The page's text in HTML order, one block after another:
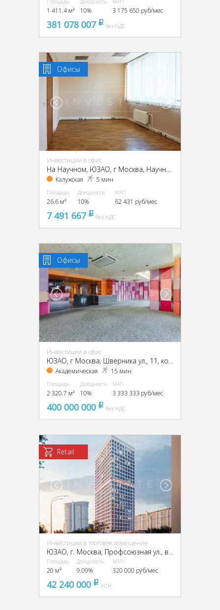
1 411.4 м² 10% 3 175 650 руб/мес
381 078 007 pуббез НДС
Офисы
Инвестиции в офис
На Научном, ЮЗАО, г Москва, Научный пр-д, 8, стр. 1
Калужская 5 мин
Площадь
26.6 м²
Доходность
10%
МАП
62 431 руб/мес
7 491 667 pуббез НДС
Офисы
Инвестиции в офис
Академическая 15 мин
Площадь
2 320.7 м²
Доходность
10%
МАП
3 333 333 руб/мес
400 000 000 pуббез НДС
Retail
Инвестиции в торговое помещение
ЮЗАО, г. Москва, Профсоюзная ул., вл. 60
Площадь
20 м²
Доходность
9.09%
МАП
320 000 руб/мес
42 240 000 pуб
УСН